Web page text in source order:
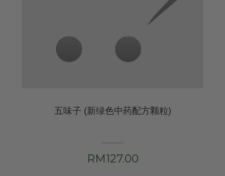
五味子 (新绿色中药配方颗粒)
RM127.00